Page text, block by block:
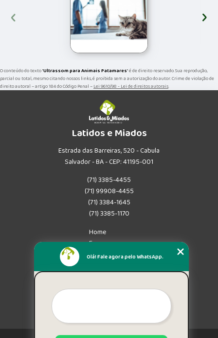
‹ ›
O conteúdo do texto "Ultrassom para Animais Patamares" é de direito reservado. Sua reprodução,
parcial ou total, mesmo citando nossos links, é proibida sem a autorização do autor. Crime de violação de
direito autoral – artigo 184 do Código Penal –Lei 9610/98 - Lei de direitos autorais.
Latidos e Miados
Estrada das Barreiras, 520 - Cabula
Salvador - BA - CEP: 41195-001
(71) 3385-4455
(71) 99908-4455
(71) 3384-1645
(71) 3385-1170
Home
Empresa
Missão
Mapa do site
Olá! Fale agora pelo WhatsApp.